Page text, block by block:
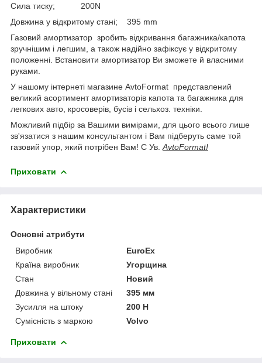
Сила тиску; 200N
Довжина у відкритому стані; 395 mm
Газовий амортизатор зробить відкривання багажника/капота
зручнішим і легшим, а також надійно зафіксує у відкритому
положенні. Встановити амортизатор Ви зможете й власними
руками.
У нашому інтернеті магазине AvtoFormat представлений
великий асортимент амортизаторів капота та багажника для
легкових авто, кросоверів, бусів і сельхоз. техніки.
Можливий підбір за Вашими вимірами, для цього всього лише
зв'язатися з нашим консультантом і Вам підберуть саме той
газовий упор, який потрібен Вам! С Ув. AvtoFormat!
Приховати
Характеристики
Основні атрибути
Виробник
EuroEx
Країна виробник
Угорщина
Стан
Новий
Довжина у вільному стані
395 мм
Зусилля на штоку
200 Н
Сумісність з маркою
Volvo
Приховати